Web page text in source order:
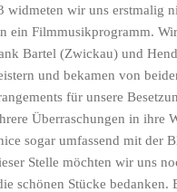
widmeten wir uns erstmalig
ein Filmmusikprogramm.
Bartel (Zwickau) und
und bekamen von
für unsere
Überraschungen in ihre
sogar umfassend mit der
Stelle möchten wir uns
schönen Stücke bedanken.